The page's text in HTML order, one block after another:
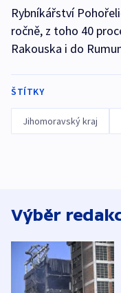
Rybníkářství
ročně, z toho 40
Rakouska i do
ŠTÍTKY
Jihomoravský kraj
Výběr